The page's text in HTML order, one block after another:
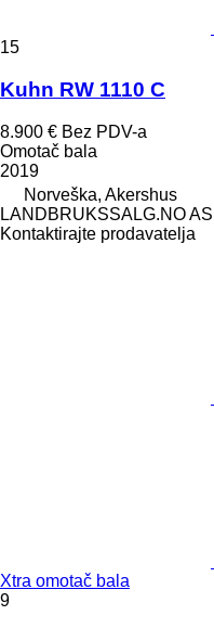
15
Kuhn RW 1110 C
8.900 € Bez PDV-a
Omotač bala
2019
Norveška, Akershus
LANDBRUKSSALG.NO AS
Kontaktirajte prodavatelja
Xtra omotač bala
9